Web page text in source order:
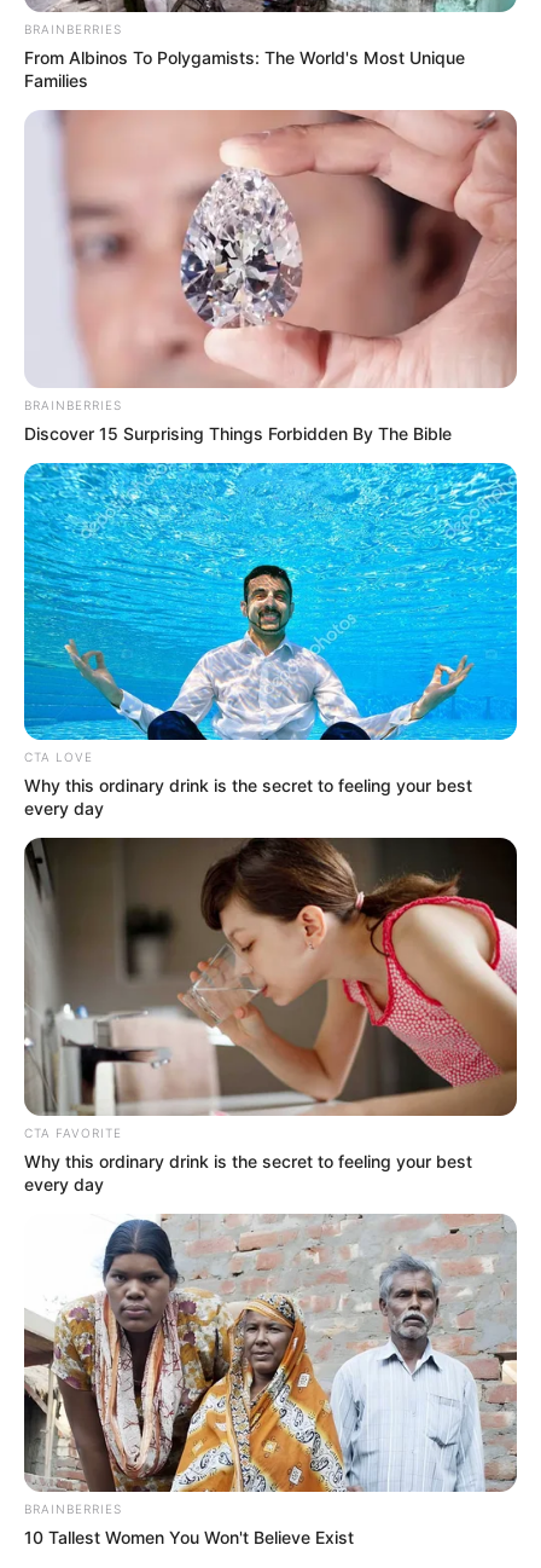
BRAINBERRIES
From Albinos To Polygamists: The World's Most Unique
Families
BRAINBERRIES
Discover 15 Surprising Things Forbidden By The Bible
CTA LOVE
Why this ordinary drink is the secret to feeling your best
every day
CTA FAVORITE
Why this ordinary drink is the secret to feeling your best
every day
BRAINBERRIES
10 Tallest Women You Won't Believe Exist